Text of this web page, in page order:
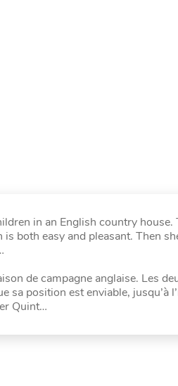
in an English country house.
both easy and pleasant. Then
de campagne anglaise. Les
position est enviable, jusqu’à
Quint…